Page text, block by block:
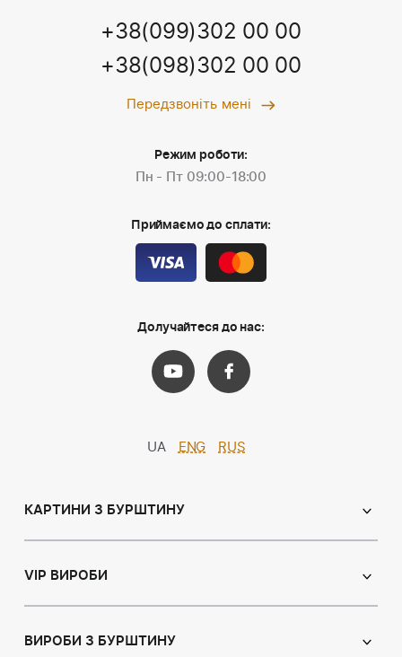
+38(099)302 00 00
+38(098)302 00 00
Передзвоніть мені
Режим роботи:
Пн - Пт 09:00-18:00
Приймаємо до сплати:
Долучайтеся до нас:
UA ENG RUS
КАРТИНИ З БУРШТИНУ
Іменні ікони
VIP ВИРОБИ
Ікони з пластин
ВИРОБИ З БУРШТИНУ